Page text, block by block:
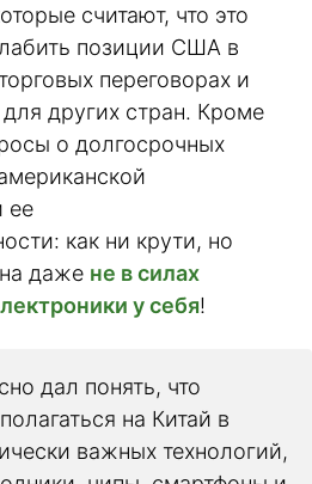
считают, что это
позиции США в
переговорах и
других стран. Кроме
о долгосрочных
ее
как ни крути, но
даже не в силах
у себя!
дал понять, что
на Китай в
важных технологий,